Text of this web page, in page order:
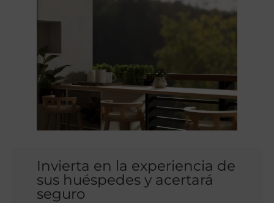
Invierta en la experiencia de
sus huéspedes y acertará
seguro